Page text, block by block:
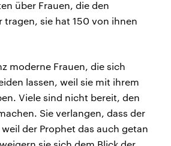
über Frauen, die den
tragen, sie hat 150 von ihnen
moderne Frauen, die sich
lassen, weil sie mit ihrem
Viele sind nicht bereit, den
Sie verlangen, dass der
der Prophet das auch getan